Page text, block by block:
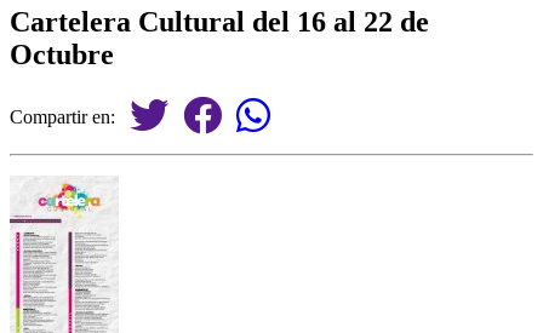
Cartelera Cultural del 16 al 22 de
Octubre
Compartir en: